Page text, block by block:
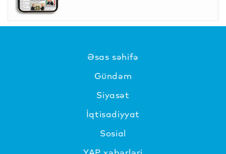
Əsas səhifə
Gündəm
Siyasət
İqtisadiyyat
Sosial